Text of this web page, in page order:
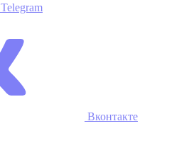
Telegram
Вконтакте